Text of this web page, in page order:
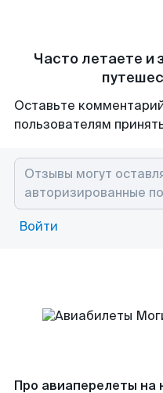
Часто летаете и
Оставьте
пользователям
Войти
Про авиаперелеты на